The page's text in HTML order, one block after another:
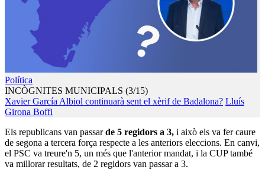
Política
INCÒGNITES MUNICIPALS (3/15)
Xavier García Albiol continuarà sent el xèrif de Badalona? Lluís
Girona Boffi
Els republicans van passarde 5 regidors a 3, i això els va fer caure
de segona a tercera força respecte a les anteriors eleccions. En canvi,
el PSC va treure'n 5, un més que l'anterior mandat, i la CUP també
va millorar resultats, de 2 regidors van passar a 3.